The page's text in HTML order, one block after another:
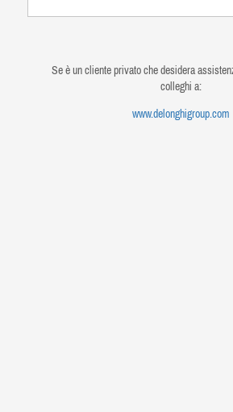
Se è un cliente privato che desidera
colleghi a:
www.delonghigroup.com